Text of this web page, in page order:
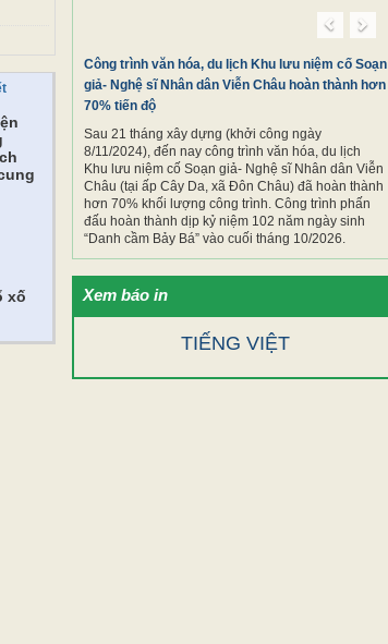
xố
Công trình văn hóa, du lịch Khu lưu niệm cố Soạn
giả- Nghệ sĩ Nhân dân Viễn Châu hoàn thành hơn
70% tiến độ
Sau 21 tháng xây dựng (khởi công ngày
8/11/2024), đến nay công trình văn hóa, du lịch
Khu lưu niệm cố Soạn giả- Nghệ sĩ Nhân dân Viễn
Châu (tại ấp Cây Da, xã Đôn Châu) đã hoàn thành
hơn 70% khối lượng công trình. Công trình phấn
đấu hoàn thành dịp kỷ niệm 102 năm ngày sinh
“Danh cầm Bảy Bá” vào cuối tháng 10/2026. ​​​​​​​
Previous
Xem báo in
TIẾNG VIỆT